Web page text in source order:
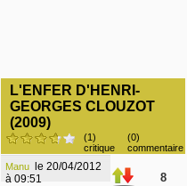
L'ENFER D'HENRI-
GEORGES CLOUZOT
(2009)
(1)
critique
(0)
commentaire
Manu
à 09:51
8